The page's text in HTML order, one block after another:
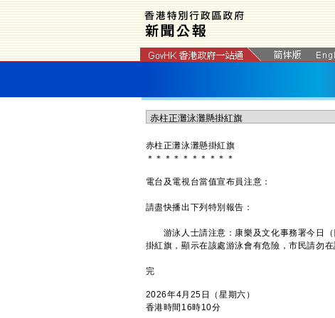
赤柱正灘泳灘懸掛紅旗
＊ ＊ ＊ ＊ ＊ ＊ ＊ ＊ ＊ ＊
電台及電視台當值宣布員注意：
請盡快播出下列特別報告：
游泳人士請注意：康樂及文化事務署今日（
掛紅旗，顯示在該處游泳會有危險，市民請勿在
完
2026年4月25日（星期六）
香港時間16時10分